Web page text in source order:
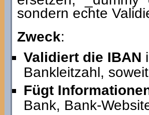
sondern echte
Zweck:
Validiert die IBAN
Bankleitzahl,
Fügt
Bank, Bank-